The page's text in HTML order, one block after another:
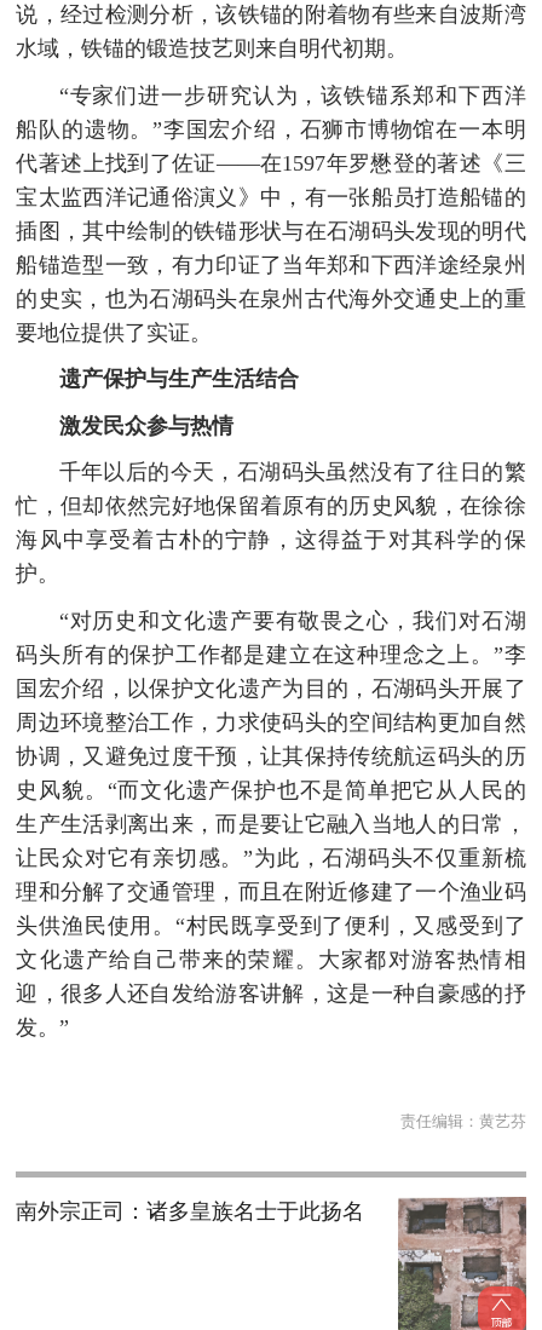
说，经过检测分析，该铁锚的附着物有些来自波斯湾
水域，铁锚的锻造技艺则来自明代初期。
“专家们进一步研究认为，该铁锚系郑和下西洋
船队的遗物。”李国宏介绍，石狮市博物馆在一本明
代著述上找到了佐证——在1597年罗懋登的著述《三
宝太监西洋记通俗演义》中，有一张船员打造船锚的
插图，其中绘制的铁锚形状与在石湖码头发现的明代
船锚造型一致，有力印证了当年郑和下西洋途经泉州
的史实，也为石湖码头在泉州古代海外交通史上的重
要地位提供了实证。
遗产保护与生产生活结合
激发民众参与热情
千年以后的今天，石湖码头虽然没有了往日的繁
忙，但却依然完好地保留着原有的历史风貌，在徐徐
海风中享受着古朴的宁静，这得益于对其科学的保
护。
“对历史和文化遗产要有敬畏之心，我们对石湖
码头所有的保护工作都是建立在这种理念之上。”李
国宏介绍，以保护文化遗产为目的，石湖码头开展了
周边环境整治工作，力求使码头的空间结构更加自然
协调，又避免过度干预，让其保持传统航运码头的历
史风貌。“而文化遗产保护也不是简单把它从人民的
生产生活剥离出来，而是要让它融入当地人的日常，
让民众对它有亲切感。”为此，石湖码头不仅重新梳
理和分解了交通管理，而且在附近修建了一个渔业码
头供渔民使用。“村民既享受到了便利，又感受到了
文化遗产给自己带来的荣耀。大家都对游客热情相
迎，很多人还自发给游客讲解，这是一种自豪感的抒
发。”
责任编辑： 黄艺芬
南外宗正司：诸多皇族名士于此扬名